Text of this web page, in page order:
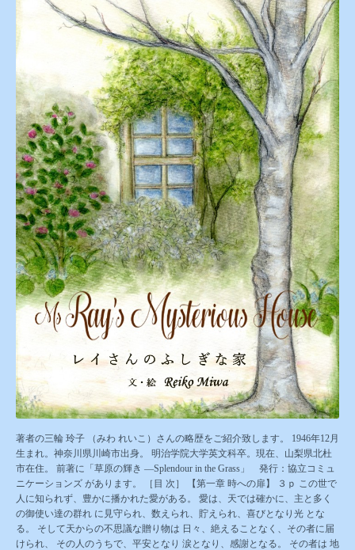
著者の三輪 玲子 （みわ れいこ）さんの略歴をご紹介致します。 1946年12月
生まれ。神奈川県川崎市出身。 明治学院大学英文科卒。現在、山梨県北杜
市在住。 前著に「草原の輝き ―Splendour in the Grass」 発行：協立コミュ
ニケーションズ があります。 ［目 次］ 【第一章 時への扉】 ３ｐ この世で
人に知られず、豊かに播かれた愛がある。 愛は、天では確かに、主と多く
の御使い達の群れ に見守られ、数えられ、貯えられ、喜びとなり光 とな
る。 そして天からの不思議な贈り物は 日々、絶えることなく、その者に届
けられ、 その人のうちで、平安となり 涙となり、感謝となる。 その者は 地